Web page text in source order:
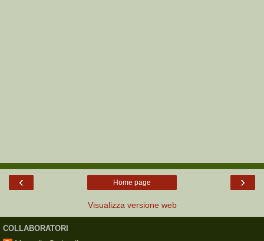
‹ ›
Home page
Visualizza versione web
COLLABORATORI